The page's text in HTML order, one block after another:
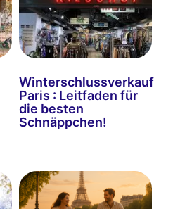
Winterschlussverkauf
Paris : Leitfaden für
die besten
Schnäppchen!